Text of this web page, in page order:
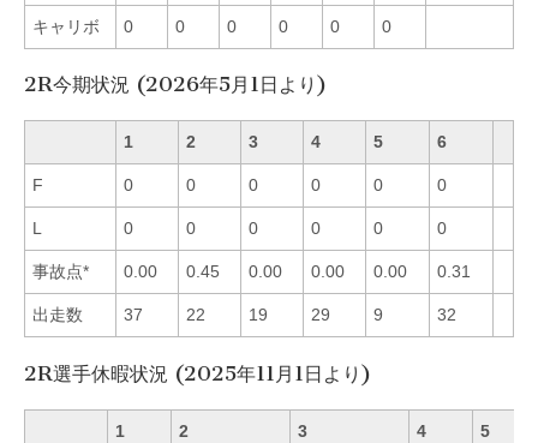
キャリボ 0 0 0 0 0 0
2R今期状況 (2026年5月1日より)
1 2 3 4 5 6
F 0 0 0 0 0 0
L 0 0 0 0 0 0
事故点* 0.00 0.45 0.00 0.00 0.00 0.31
出走数 37 22 19 29 9 32
2R選手休暇状況 (2025年11月1日より)
1 2 3 4 5